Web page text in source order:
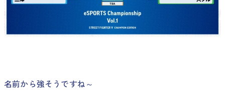
名前から強そうですね～